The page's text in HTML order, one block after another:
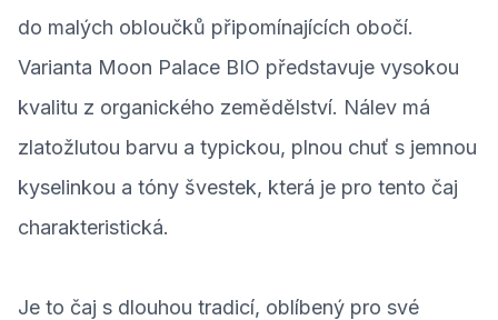
do malých obloučků připomínajících obočí.
Varianta Moon Palace BIO představuje vysokou
kvalitu z organického zemědělství. Nálev má
zlatožlutou barvu a typickou, plnou chuť s jemnou
kyselinkou a tóny švestek, která je pro tento čaj
charakteristická.
Je to čaj s dlouhou tradicí, oblíbený pro své